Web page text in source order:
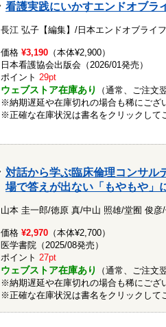
看護実践にいかすエンドオブラ
長江 弘子【編集】/日本エンドオブライ
価格¥3,190 （本体¥2,900）
日本看護協会出版会（2026/01発売）
ポイント29pt
ウェブストア在庫あり
（通常、ご注文
※納期遅延や在庫切れの場合も稀にござ
※正確な在庫状況は書名をクリックして
対話から学ぶ臨床倫理コンサル
場で答えが出ない「もやもや」
山本 圭一郎/徳原 真/中山 照雄/堂囿 俊
価格¥2,970 （本体¥2,700）
医学書院（2025/08発売）
ポイント 27pt
ウェブストア在庫あり
（通常、ご注文
※納期遅延や在庫切れの場合も稀にござ
※正確な在庫状況は書名をクリックして